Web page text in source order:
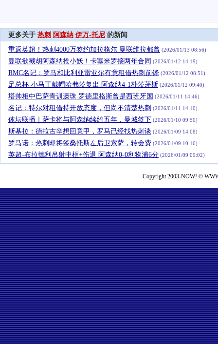
更多关于 热刺 阿森纳 伊万-托尼 的新闻
重返英超！热刺4000万签约加拉格尔 曼联维拉都曾 (2026/01/13 08:56)
曼联欲截胡阿森纳抢小妖！卡塞米罗接两年合同 (2026/01/12 14:19)
RMC名记：罗马和比利亚雷亚尔有意租借热刺前锋 (2026/01/12 08:51)
足总杯-小马丁戴帽哈弗茨复出 阿森纳4-1朴茨茅斯 (2026/01/12 09:40)
塔帅相中巴萨青训遗珠 罗德里格斯曾是西班牙国 (2026/01/11 14:46)
名记：特尔对租借持开放态度，但尚不清楚热刺 (2026/01/11 14:10)
体坛联播｜萨卡将与阿森纳续约五年，曼城签下 (2026/01/10 09:50)
斯基拉：德拉古辛想回意甲，罗马已经找热刺谈 (2026/01/09 14:08)
罗马诺：热刺即将签桑托斯左后卫索萨，转会费 (2026/01/09 10:16)
英超-布拉德利吊射中框+伤退 阿森纳0-0利物浦6分 (2026/01/09 09:02)
Copyright 2003-NOW! ©